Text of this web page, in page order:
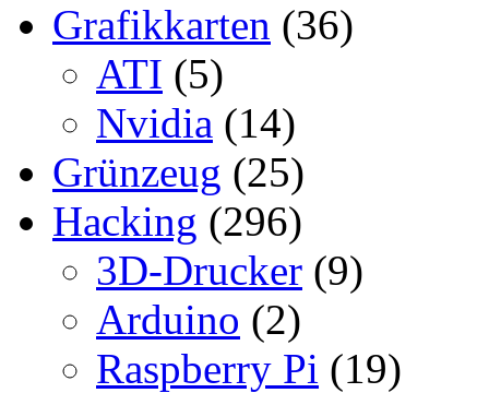
Grafikkarten (36)
ATI (5)
Nvidia (14)
Grünzeug (25)
Hacking (296)
3D-Drucker (9)
Arduino (2)
Raspberry Pi (19)